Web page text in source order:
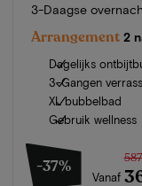
3-Daagse
Arrangement 2
Dagelijks
3-Gangen
XL bubbelbad
Gebruik wellness
-37%
Vanaf
587